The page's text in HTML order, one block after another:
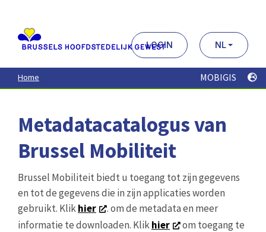
contenu
principal
LOGIN NL
Home MOBIGIS
Metadatacatalogus van
Brussel Mobiliteit
Brussel Mobiliteit biedt u toegang tot zijn gegevens
en tot de gegevens die in zijn applicaties worden
gebruikt. Klikhier
. om de metadata en meer
informatie te downloaden. Klikhier
om toegang te